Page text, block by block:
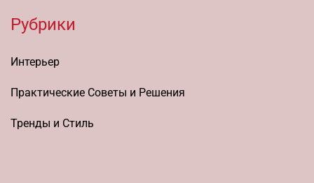
Рубрики
Интерьер
Практические Советы и Решения
Тренды и Стиль